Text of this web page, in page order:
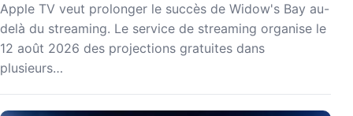
Apple TV veut prolonger le succès de Widow's Bay au-
delà du streaming. Le service de streaming organise le
12 août 2026 des projections gratuites dans
plusieurs…